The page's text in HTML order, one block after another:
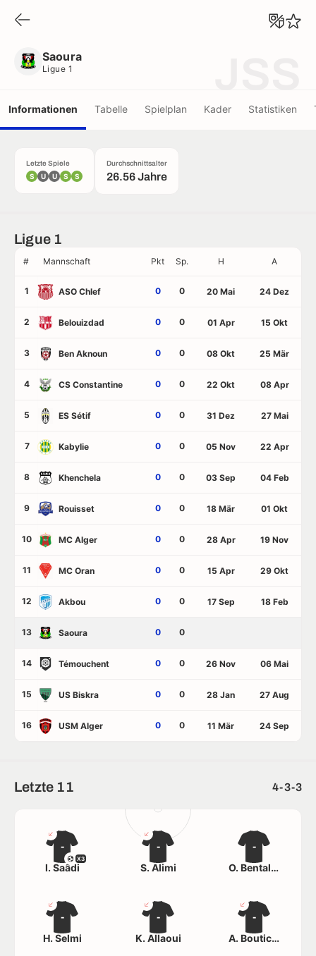
Saoura
Ligue 1
Informationen Tabelle Spielplan Kader Statistiken
Letzte Spiele
S U U S S
Durchschnittsalter
26.56 Jahre
Ligue 1
# Mannschaft Pkt Sp. H A
1 ASO Chlef 0 0 20 Mai 24 Dez
2 Belouizdad 0 0 01 Apr 15 Okt
3 Ben Aknoun 0 0 08 Okt 25 Mär
4 CS Constantine 0 0 22 Okt 08 Apr
5 ES Sétif 0 0 31 Dez 27 Mai
7 Kabylie 0 0 05 Nov 22 Apr
8 Khenchela 0 0 03 Sep 04 Feb
9 Rouisset 0 0 18 Mär 01 Okt
10 MC Alger 0 0 28 Apr 19 Nov
11 MC Oran 0 0 15 Apr 29 Okt
12 Akbou 0 0 17 Sep 18 Feb
13 Saoura 0 0
14 Témouchent 0 0 26 Nov 06 Mai
15 US Biskra 0 0 28 Jan 27 Aug
16 USM Alger 0 0 11 Mär 24 Sep
Letzte 11 4-3-3
-
H. Selmi
-
K. Allaoui
-
A. Boutiche
-
I. Saâdi
X3
-
S. Alimi
-
O. Bentaleb